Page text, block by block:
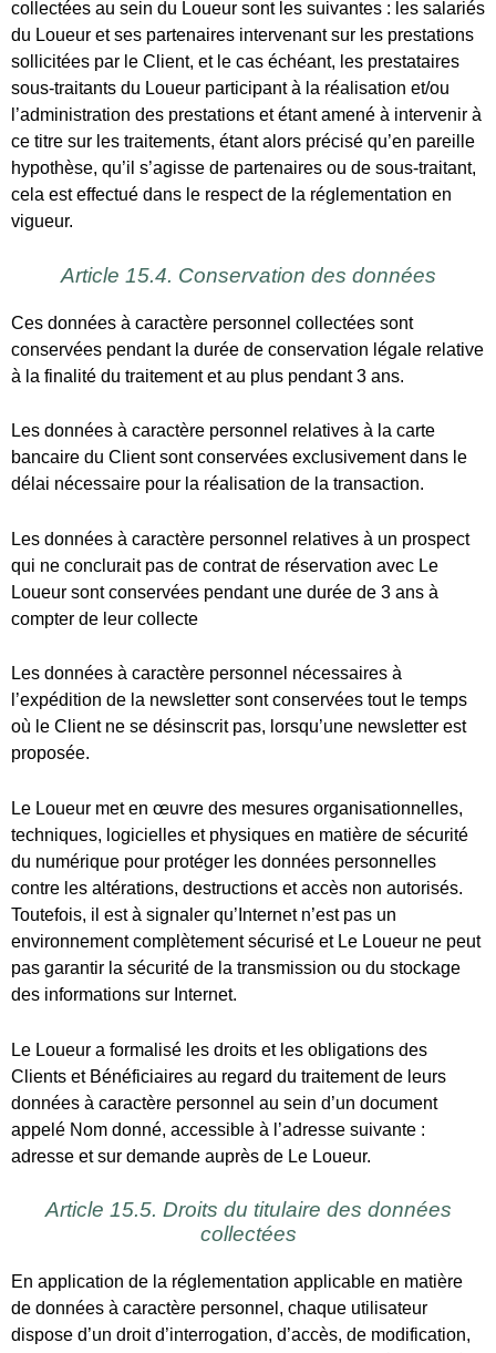
Article 15.4. Conservation des données
Ces données à caractère personnel collectées sont
conservées pendant la durée de conservation légale relative
à la finalité du traitement et au plus pendant 3 ans.
Les données à caractère personnel relatives à la carte
bancaire du Client sont conservées exclusivement dans le
délai nécessaire pour la réalisation de la transaction.
Les données à caractère personnel relatives à un prospect
Loueur sont conservées pendant une durée de 3 ans à
compter de leur collecte
l’expédition de la newsletter sont conservées tout le temps
où le Client ne se désinscrit pas, lorsqu’une newsletter est
proposée.
Le Loueur met en œuvre des mesures organisationnelles,
techniques, logicielles et physiques en matière de sécurité
du numérique pour protéger les données personnelles
contre les altérations, destructions et accès non autorisés.
environnement complètement sécurisé et Le Loueur ne peut
pas garantir la sécurité de la transmission ou du stockage
des informations sur Internet.
Clients et Bénéficiaires au regard du traitement de leurs
données à caractère personnel au sein d’un document
appelé Nom donné, accessible à l’adresse suivante :
adresse et sur demande auprès de Le Loueur.
Article 15.5. Droits du titulaire des données
collectées
de données à caractère personnel, chaque utilisateur
dispose d’un droit d’interrogation, d’accès, de modification,
d’opposition et de rectification, pour des motifs légitimes, à
la collecte et au traitement de ses données à caractère
personnel. Il est possible de demander à ce que ces
jour ou effacées.
signé à acquabateaux@outlook.fr en joignant à votre
demande une copie de votre pièce d’identité.